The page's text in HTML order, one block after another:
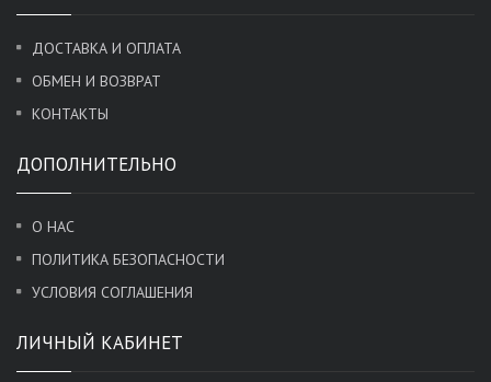
ДОСТАВКА И ОПЛАТА
ОБМЕН И ВОЗВРАТ
КОНТАКТЫ
ДОПОЛНИТЕЛЬНО
О НАС
ПОЛИТИКА БЕЗОПАСНОСТИ
УСЛОВИЯ СОГЛАШЕНИЯ
ЛИЧНЫЙ КАБИНЕТ